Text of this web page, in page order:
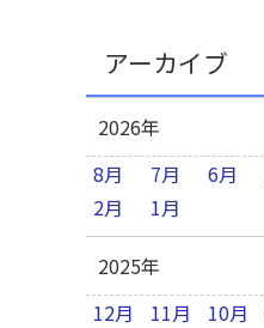
アーカイブ
2026年
8月
7月 6月
2月
1月
2025年
12月
11月 10月